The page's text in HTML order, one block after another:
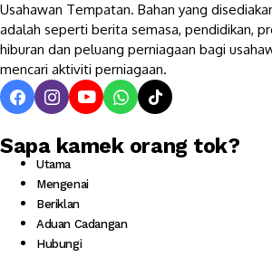
Usahawan Tempatan. Bahan yang
adalah seperti berita semasa, pendidikan,
hiburan dan peluang perniagaan bagi
mencari aktiviti perniagaan.
Sapa kamek orang tok?
Utama
Mengenai
Beriklan
Aduan Cadangan
Hubungi